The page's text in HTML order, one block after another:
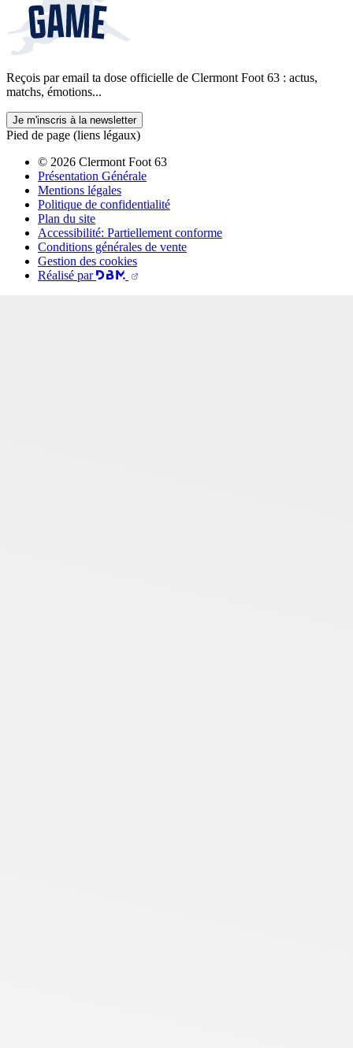
Reçois par email ta dose officielle de Clermont Foot 63 : actus,
matchs, émotions...
Je m'inscris à la newsletter
Pied de page (liens légaux)
© 2026 Clermont Foot 63
Présentation Générale
Mentions légales
Politique de confidentialité
Plan du site
Accessibilité: Partiellement conforme
Conditions générales de vente
Gestion des cookies
Réalisé par